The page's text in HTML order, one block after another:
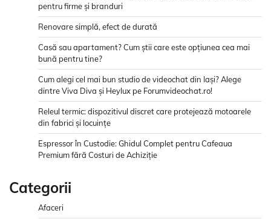
pentru firme și branduri
Renovare simplă, efect de durată
Casă sau apartament? Cum știi care este opțiunea cea mai
bună pentru tine?
Cum alegi cel mai bun studio de videochat din Iași? Alege
dintre Viva Diva și Heylux pe Forumvideochat.ro!
Releul termic: dispozitivul discret care protejează motoarele
din fabrici și locuințe
Espressor în Custodie: Ghidul Complet pentru Cafeaua
Premium fără Costuri de Achiziție
Categorii
Afaceri